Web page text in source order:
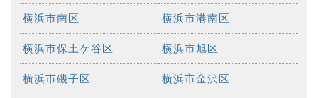
横浜市南区 横浜市港南区
横浜市保土ケ谷区 横浜市旭区
横浜市磯子区 横浜市金沢区